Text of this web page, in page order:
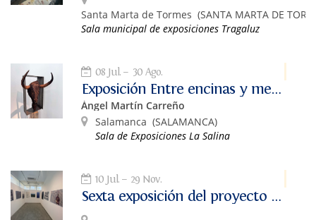
Santa Marta de Tormes (SANTA MARTA DE
Sala municipal de exposiciones Tragaluz
08 Jul. 30 Ago.
Exposición Entre encinas y memoria de Ángel Martín Carreño
Ángel Martín Carreño
Salamanca (SALAMANCA)
Sala de Exposiciones La Salina
10 Jul. 29 Nov.
Sexta exposición del proyecto ARTE Y BIODIVERSIDAD